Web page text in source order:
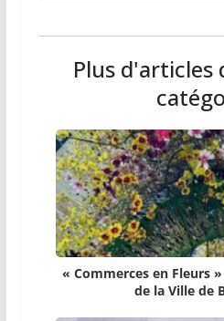
Plus d'articles
« Commerces en Fleurs
de la Ville de